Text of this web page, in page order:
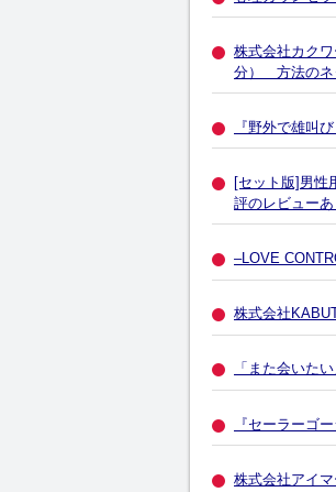
株式会社カク
分） 方法のネ
『野外で雄叫
[セット版]男性
評のレビューあ
–LOVE
株式会社
「また会いた
『セーラーゴ
株式会社アイ